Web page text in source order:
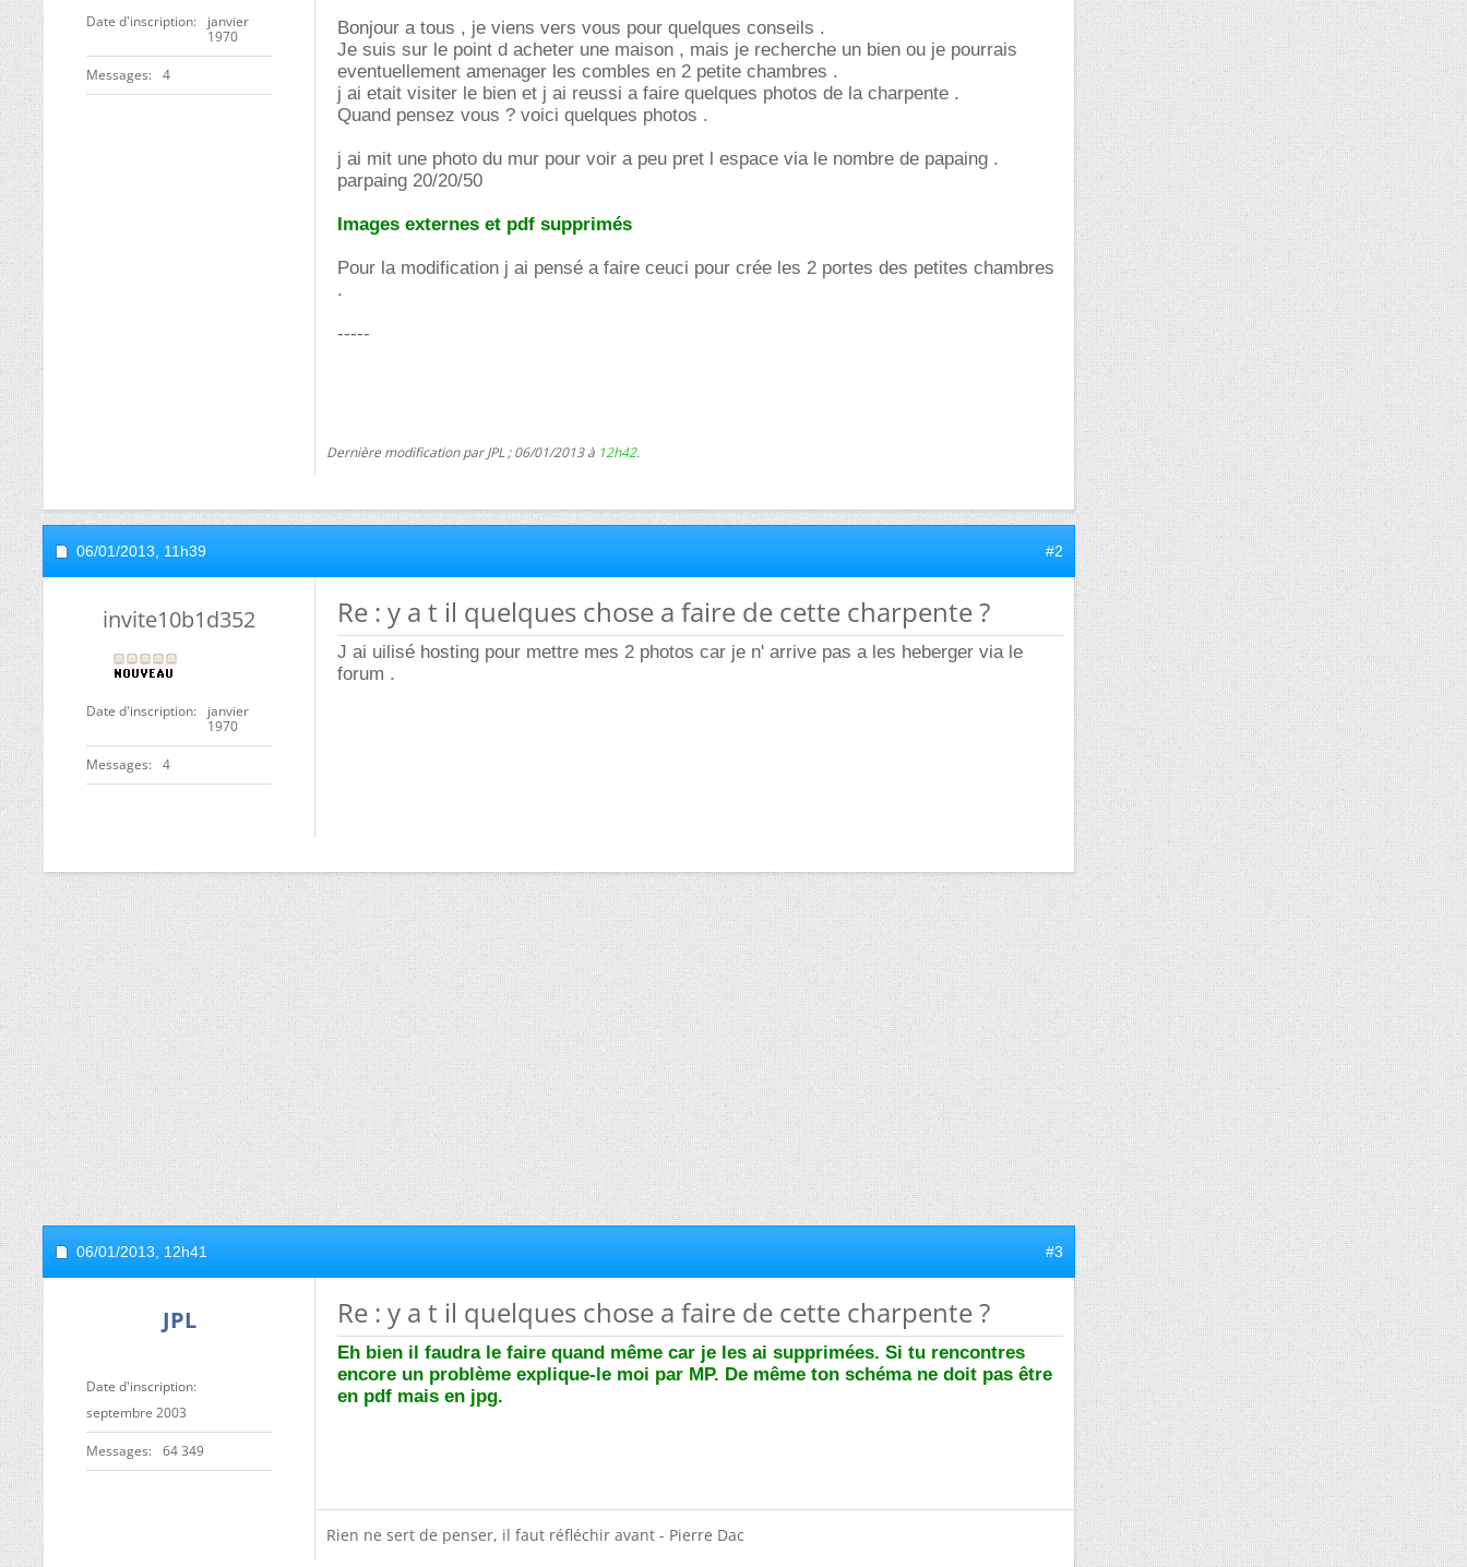
Date d'inscription
janvier
1970
Messages 4
Bonjour a tous , je viens vers vous pour quelques conseils .
Je suis sur le point d acheter une maison , mais je recherche un bien ou je pourrais
eventuellement amenager les combles en 2 petite chambres .
j ai etait visiter le bien et j ai reussi a faire quelques photos de la charpente .
Quand pensez vous ? voici quelques photos .
j ai mit une photo du mur pour voir a peu pret l espace via le nombre de papaing .
parpaing 20/20/50
Images externes et pdf supprimés
Pour la modification j ai pensé a faire ceuci pour crée les 2 portes des petites chambres
.
-----
Dernière modification par JPL ; 06/01/2013 à 12h42.
06/01/2013, 11h39 #2
invite10b1d352
Date d'inscription
janvier
1970
Messages 4
Re : y a t il quelques chose a faire de cette charpente ?
J ai uilisé hosting pour mettre mes 2 photos car je n' arrive pas a les heberger via le
forum .
06/01/2013, 12h41 #3
JPL
Date d'inscription
septembre 2003
Messages 64 349
Re : y a t il quelques chose a faire de cette charpente ?
Eh bien il faudra le faire quand même car je les ai supprimées. Si tu rencontres
encore un problème explique-le moi par MP. De même ton schéma ne doit pas être
en pdf mais en jpg.
Rien ne sert de penser, il faut réfléchir avant - Pierre Dac